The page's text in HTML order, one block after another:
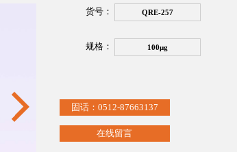
货号： QRE-257
规格： 100μg
固话：0512-87663137
在线留言